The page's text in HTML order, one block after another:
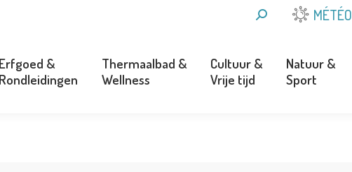
ZOEKEN: MÉTÉO
Erfgoed &
Rondleidingen
Thermaalbad &
Wellness
Cultuur &
Vrije tijd
Natuur &
Sport
Cultuur &
Natuur &